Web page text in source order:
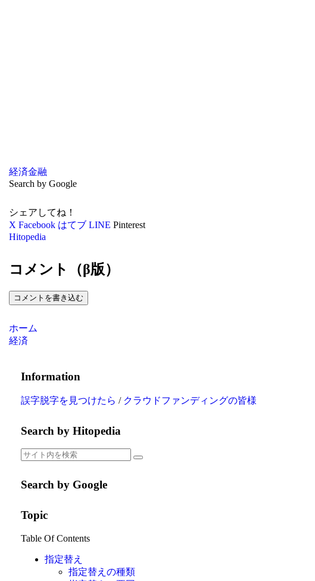
経済金融
Search by Google
シェアしてね！
X Facebook はてブ LINE Pinterest
Hitopedia
コメント（β版）
コメントを書き込む
ホーム
経済
Information
誤字脱字を見つけたら / クラウドファンディングの皆様
Search by Hitopedia
Search by Google
Topic
Table Of Contents
指定替え
指定替えの種類